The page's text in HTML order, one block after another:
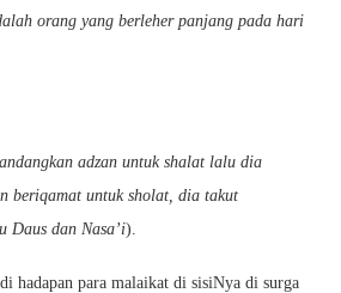
orang yang berleher panjang pada hari
adzan untuk shalat lalu dia
beriqamat untuk sholat, dia takut
Daus dan Nasa’i).
hadapan para malaikat di sisiNya di surga